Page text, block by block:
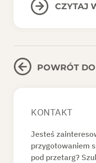
CZYTAJ
POWRÓT
KONTAKT
Jesteś
przygotowaniem
pod przetarg?